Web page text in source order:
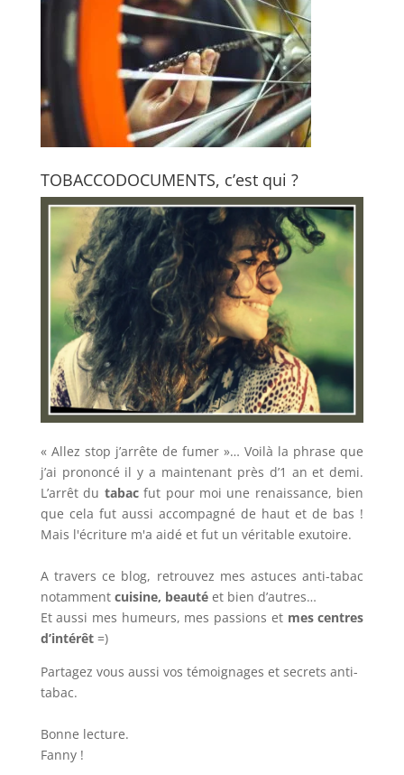
TOBACCODOCUMENTS, c’est qui ?
« Allez stop j’arrête de fumer »… Voilà la phrase que
j’ai prononcé il y a maintenant près d’1 an et demi.
L’arrêt du tabacfut pour moi une renaissance, bien
que cela fut aussi accompagné de haut et de bas !
Mais l'écriture m'a aidé et fut un véritable exutoire.
A travers ce blog, retrouvez mes astuces anti-tabac
notamment cuisine, beautéet bien d’autres…
Et aussi mes humeurs, mes passions et mes centres
d’intérêt=)
Partagez vous aussi vos témoignages et secrets anti-
tabac.
Bonne lecture.
Fanny !